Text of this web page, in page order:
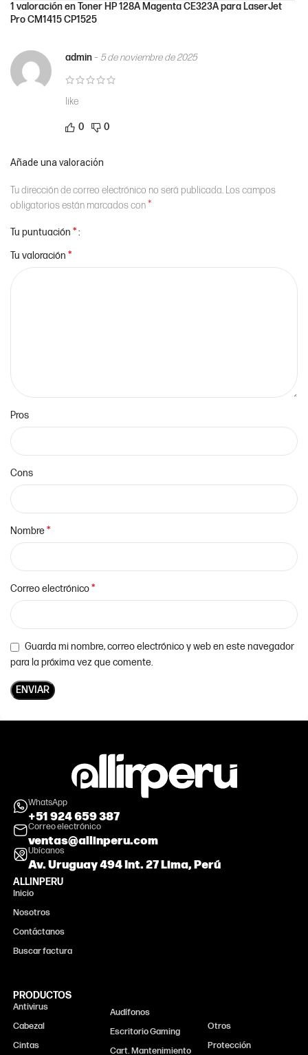
1 valoración enToner HP 128A Magenta CE323A para LaserJet
Pro CM1415 CP1525
admin– 5 de noviembre de 2025
like
0 0
Añade una valoración
Tu dirección de correo electrónico no será publicada. Los campos
obligatorios están marcados con*
Tu puntuación *
Tu valoración *
Pros
Cons
Nombre*
Correo electrónico*
Guarda mi nombre, correo electrónico y web en este navegador
para la próxima vez que comente.
WhatsApp
+51 924 659 387
Correo electrónico
ventas@allinperu.com
Ubícanos
Av. Uruguay 494 Int. 27 Lima, Perú
ALLINPERU
Inicio
Nosotros
Contáctanos
Buscar factura
PRODUCTOS
Antivirus
Cabezal
Cintas
Audífonos
Escritorio Gaming
Cart. Mantenimiento
Otros
Protección